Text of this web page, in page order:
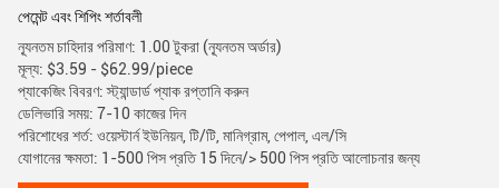
পেমেন্ট এবং শিপিং শর্তাবলী
ন্যূনতম চাহিদার পরিমাণ: 1.00 টুকরা (ন্যূনতম অর্ডার)
মূল্য: $3.59 - $62.99/piece
প্যাকেজিং বিবরণ: স্ট্যান্ডার্ড প্যাক রপ্তানি করুন
ডেলিভারি সময়: 7-10 কাজের দিন
পরিশোধের শর্ত: ওয়েস্টার্ন ইউনিয়ন, টি/টি, মানিগ্রাম, পেপাল, এল/সি
যোগানের ক্ষমতা: 1-500 পিস প্রতি 15 দিনে/> 500 পিস প্রতি আলোচনার জন্য